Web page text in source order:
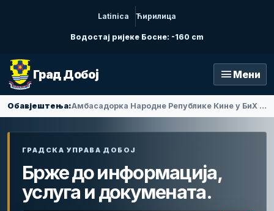
Latinica Ћирилица
Водостај ријеке Босне: -160 cm
Град Добој menu Мени
Обавјештења: Амбасадорка Народне Републике Кине у БиХ Ли Фан посјетила Добој
ГРАДСКА УПРАВА ДОБОЈ
Брже до информација,
услуга и докумената.